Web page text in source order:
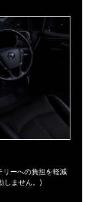
リーへの負担を軽減
しません。)